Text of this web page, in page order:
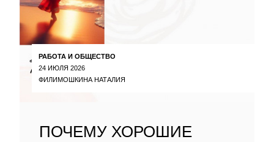
РАБОТА И ОБЩЕСТВО
24 ИЮЛЯ 2026
ФИЛИМОШКИНА НАТАЛИЯ
ПОЧЕМУ ХОРОШИЕ